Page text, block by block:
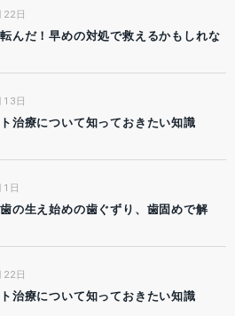
22日
んだ！早めの対処で救えるかもしれな
日
治療について知っておきたい知識
日
の生え始めの歯ぐずり、歯固めで解
日
治療について知っておきたい知識